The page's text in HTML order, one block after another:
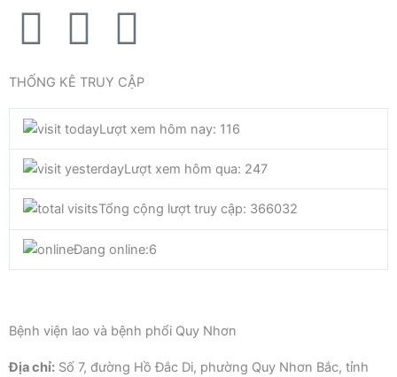
F
a
c
e
b
o
k
T
w
i
t
t
e
Y
o
u
t
u
b
THỐNG KÊ TRUY CẬP
Lượt xem hôm nay: 116
Lượt xem hôm qua: 247
Tổng cộng lượt truy cập: 366032
Đang online:6
Bệnh viện lao và bệnh phổi Quy Nhơn
Địa chỉ: Số 7, đường Hồ Đắc Di, phường Quy Nhơn Bắc, tỉnh